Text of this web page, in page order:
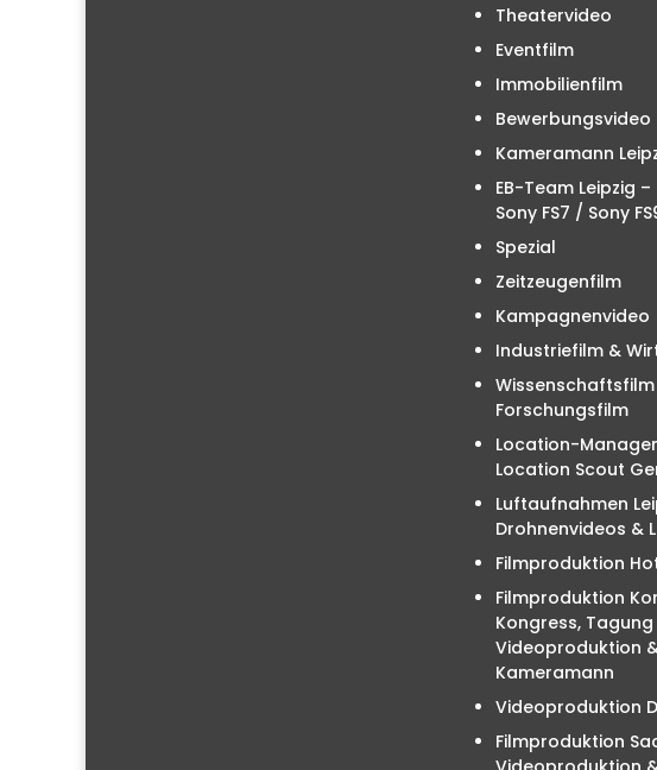
Theatervideo
Eventfilm
Immobilienfilm
Bewerbungsvideo
Kameramann
EB-Team Leipzig –
Sony FS7 / Sony
Spezial
Zeitzeugenfilm
Kampagnenvideo
Industriefilm &
Forschungsfilm
Location-
Location Scout
Luftaufnahmen
Drohnenvideos &
Filmproduktion
Filmproduktion
Kongress, Tagung
Videoproduktion
Kameramann
Videoproduktion
Filmproduktion